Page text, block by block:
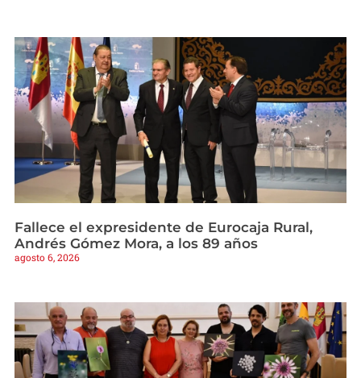
Fallece el expresidente de Eurocaja Rural,
Andrés Gómez Mora, a los 89 años
agosto 6, 2026